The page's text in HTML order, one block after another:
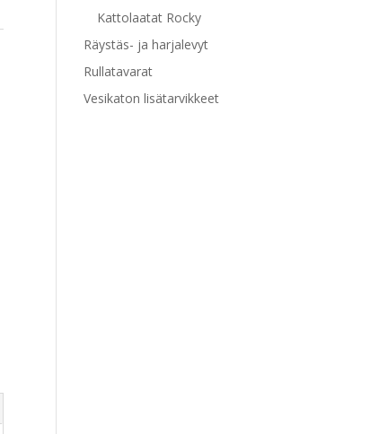
Kattolaatat Rocky
Räystäs- ja harjalevyt
Rullatavarat
Vesikaton lisätarvikkeet